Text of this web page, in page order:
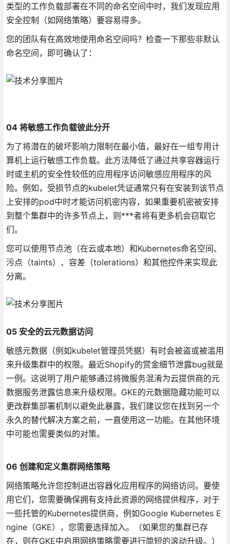
类型的工作负载部署在不同的命名空间中时，我们发现应用
安全控制（如网络策略）要容易得多。
您的团队有在高效地使用命名空间吗？检查一下那些非默认
命名空间，即可确认了：
04 将敏感工作负载彼此分开
为了将潜在的破坏影响力限制在最小值，最好在一组专用计
算机上运行敏感工作负载。此方法降低了通过共享容器运行
时或主机的安全性较低的应用程序访问敏感应用程序的风
险。例如，受损节点的kubelet凭证通常只有在安装到该节点
上安排的pod中时才能访问机密内容，如果重要机密被安排
到整个集群中的许多节点上，则***者将有更多机会窃取它
们。
您可以使用节点池（在云或本地）和Kubernetes命名空间、
污点（taints）、容差（tolerations）和其他控件来实现此
分离。
05 安全的云元数据访问
敏感元数据（例如kubelet管理员凭据）有时会被盗或被滥用
来升级集群中的权限。最近Shopify的赏金细节泄露bug就是
一例。这说明了用户能够通过将微服务混淆为云提供商的元
数据服务泄露信息来升级权限。GKE的元数据隐藏功能可以
更改群集部署机制以避免此暴露，我们建议您在找到另一个
永久的替代解决方案之前，一直使用这一功能。在其他环境
中可能也需要类似的对策。
06 创建和定义集群网络策略
网络策略允许您控制进出容器化应用程序的网络访问。要使
用它们，您需要确保拥有支持此资源的网络提供程序，对于
一些托管的Kubernetes提供商，例如Google Kubernetes E
ngine（GKE），您需要选择加入。（如果您的集群已存
在，则在GKE中启用网络策略需要进行简短的滚动升级。）